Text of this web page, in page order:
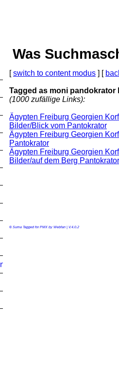
Was
[switch to content modus ] [
Tagged as moni pandokrator
(1000 zufällige Links):
Ägypten Freiburg Georgien
Bilder/Blick vom Pantokrator
Ägypten Freiburg Georgien
Pantokrator
Ägypten Freiburg Georgien
Bilder/auf dem Berg Pantokrator
© Suma Tagged for PMX by Webfan | V.4.0.2